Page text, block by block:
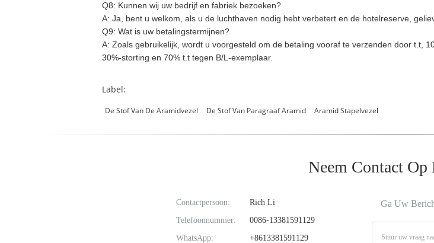
Q8: Kunnen wij uw bedrijf en fabriek bezoeken?
A: Ja, bent u welkom, als u de luchthaven nodig hebt verbetert en de hotelreserve,
Q9: Wat is uw betalingstermijnen?
A: Zoals gebruikelijk, wordt u voorgesteld om de betaling vooraf te verzenden door t.t,
30%-storting en 70% t.t tegen B/L-exemplaar.
Label:
De Stof Van De Aramidvezel De Stof Van Paragraaf Aramid Aramid Stapelvezel
Neem Contact Op
Contactpersoon:
Rich Li
Telefoonnummer:
0086-13381591129
WhatsApp:
+8613381591129
Ga Uw